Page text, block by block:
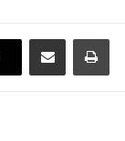
Delen via Email